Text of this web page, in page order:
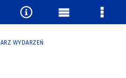
WYDARZEŃ
NarzędziaMenu
Menu